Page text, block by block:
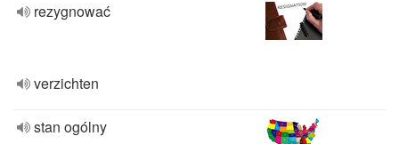
rezygnować
verzichten
stan ogólny